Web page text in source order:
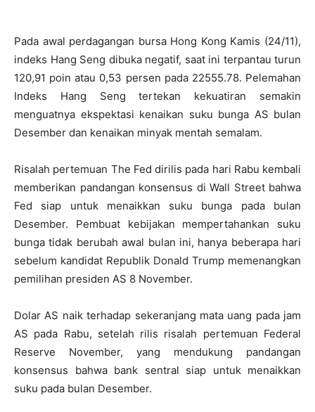
Pada awal perdagangan bursa Hong Kong Kamis (24/11),
indeks Hang Seng dibuka negatif, saat ini terpantau turun
120,91 poin atau 0,53 persen pada 22555.78. Pelemahan
Indeks Hang Seng tertekan kekuatiran semakin
menguatnya ekspektasi kenaikan suku bunga AS bulan
Desember dan kenaikan minyak mentah semalam.
Risalah pertemuan The Fed dirilis pada hari Rabu kembali
memberikan pandangan konsensus di Wall Street bahwa
Fed siap untuk menaikkan suku bunga pada bulan
Desember. Pembuat kebijakan mempertahankan suku
bunga tidak berubah awal bulan ini, hanya beberapa hari
sebelum kandidat Republik Donald Trump memenangkan
pemilihan presiden AS 8 November.
Dolar AS naik terhadap sekeranjang mata uang pada jam
AS pada Rabu, setelah rilis risalah pertemuan Federal
Reserve November, yang mendukung pandangan
konsensus bahwa bank sentral siap untuk menaikkan
suku pada bulan Desember.